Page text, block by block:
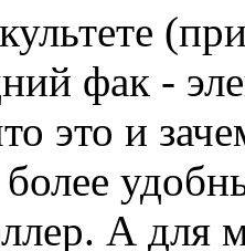
фак -
это и
более
А для